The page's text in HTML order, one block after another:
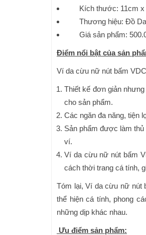
Kích thước: 11cm x
Thương hiệu: Đồ Da
Giá sản phẩm:
Điểm nổi bật của sản
Ví da cừu nữ nút bấm
Thiết kế đơn giản
cho sản phẩm.
Các ngăn đa năng, tiện
Sản phẩm được làm
ví.
Ví da cừu nữ nút bấm
cách thời trang cá tính,
Tóm lại, Ví da cừu nữ nút
thể hiện cá tính, phong
những dịp khác nhau.
Ưu điểm sản phẩm: